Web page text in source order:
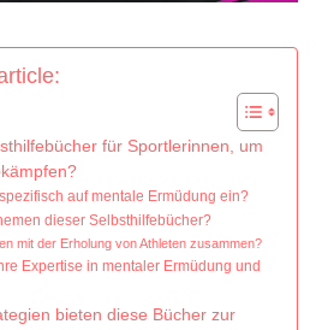
für Sportlerinnen, um
auf mentale Ermüdung ein?
dieser Selbsthilfebücher?
mit der Erholung von Athleten zusammen?
Expertise in mentaler Ermüdung und
bieten diese Bücher zur